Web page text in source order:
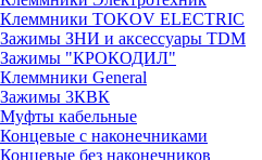
Клеммники TOKOV ELECTRIC
Зажимы ЗНИ и аксессуары TDM
Зажимы "КРОКОДИЛ"
Клеммники General
Зажимы 3КВК
Муфты кабельные
Концевые с наконечниками
Концевые без наконечников